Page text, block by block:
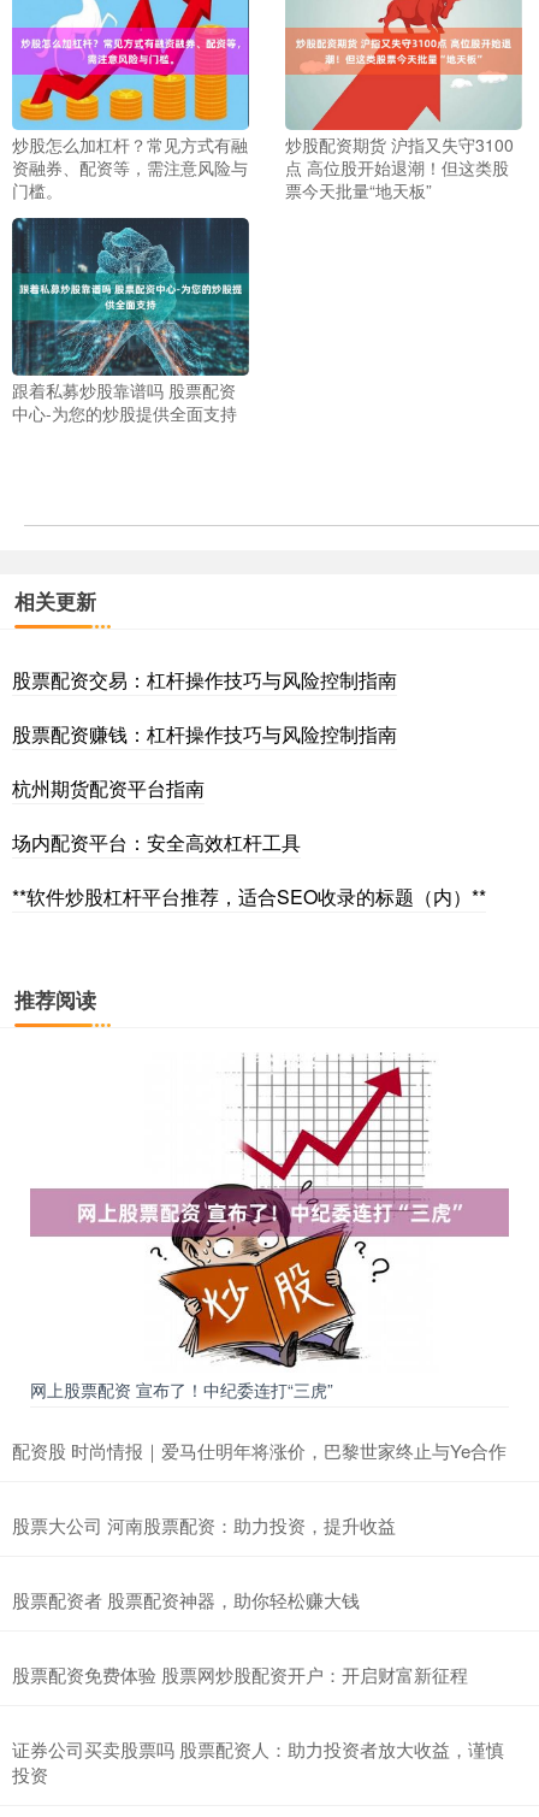
炒股怎么加杠杆？常见方式有融
资融券、配资等，需注意风险与
门槛。
炒股配资期货 沪指又失守3100
点 高位股开始退潮！但这类股
票今天批量“地天板”
跟着私募炒股靠谱吗 股票配资
中心-为您的炒股提供全面支持
相关更新
股票配资交易：杠杆操作技巧与风险控制指南
股票配资赚钱：杠杆操作技巧与风险控制指南
杭州期货配资平台指南
场内配资平台：安全高效杠杆工具
**软件炒股杠杆平台推荐，适合SEO收录的标题（内）**
推荐阅读
网上股票配资 宣布了！中纪委连打“三虎”
配资股 时尚情报｜爱马仕明年将涨价，巴黎世家终止与Ye合作
股票大公司 河南股票配资：助力投资，提升收益
股票配资者 股票配资神器，助你轻松赚大钱
股票配资免费体验 股票网炒股配资开户：开启财富新征程
证券公司买卖股票吗 股票配资人：助力投资者放大收益，谨慎
投资